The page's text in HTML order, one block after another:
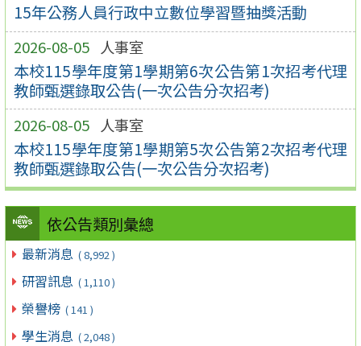
15年公務人員行政中立數位學習暨抽獎活動
2026-08-05 人事室
本校115學年度第1學期第6次公告第1次招考代理
教師甄選錄取公告(一次公告分次招考)
2026-08-05 人事室
本校115學年度第1學期第5次公告第2次招考代理
教師甄選錄取公告(一次公告分次招考)
依公告類別彙總
最新消息 ( 8,992 )
研習訊息 ( 1,110 )
榮譽榜 ( 141 )
學生消息 ( 2,048 )